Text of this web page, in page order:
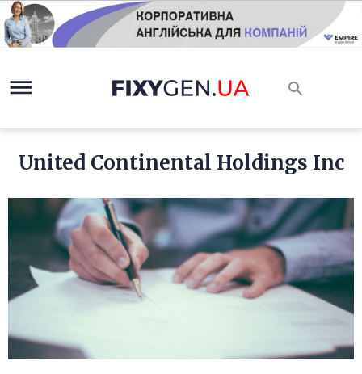
United Continental Holdings Inc